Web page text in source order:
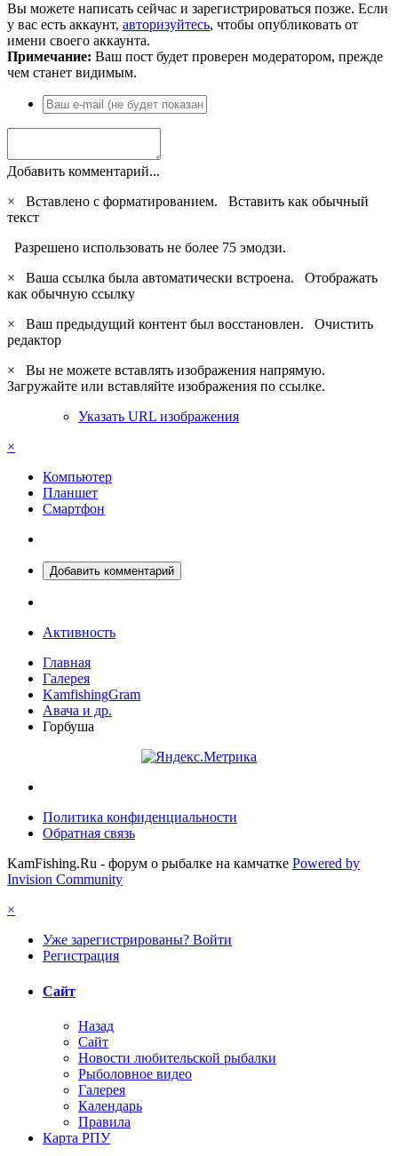
Вы можете написать сейчас и зарегистрироваться позже. Если
у вас есть аккаунт, авторизуйтесь, чтобы опубликовать от
имени своего аккаунта.
Примечание: Ваш пост будет проверен модератором, прежде
чем станет видимым.
Добавить комментарий...
×
Вставлено с форматированием. Вставить как обычный
текст
Разрешено использовать не более 75 эмодзи.
×
Ваша ссылка была автоматически встроена. Отображать
как обычную ссылку
×
Ваш предыдущий контент был восстановлен. Очистить
редактор
×
Вы не можете вставлять изображения напрямую.
Загружайте или вставляйте изображения по ссылке.
Указать URL изображения
×
Компьютер
Планшет
Смартфон
Добавить комментарий
Активность
Главная
Галерея
KamfishingGram
Авача и др.
Горбуша
Политика конфиденциальности
Обратная связь
KamFishing.Ru - форум о рыбалке на камчатке Powered by
Invision Community
×
Уже зарегистрированы? Войти
Регистрация
Сайт
Назад
Сайт
Новости любительской рыбалки
Рыболовное видео
Галерея
Календарь
Правила
Карта РПУ